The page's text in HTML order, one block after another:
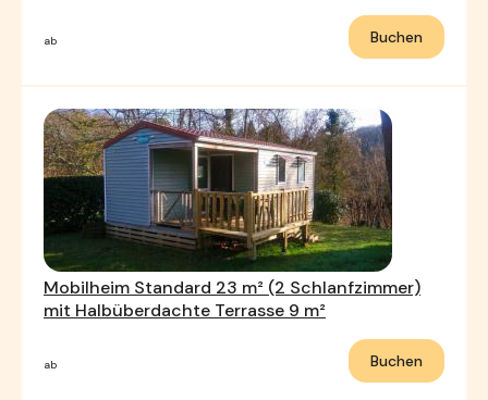
ab Buchen
Mobilheim Standard 23 m² (2 Schlanfzimmer)
mit Halbüberdachte Terrasse 9 m²
ab Buchen